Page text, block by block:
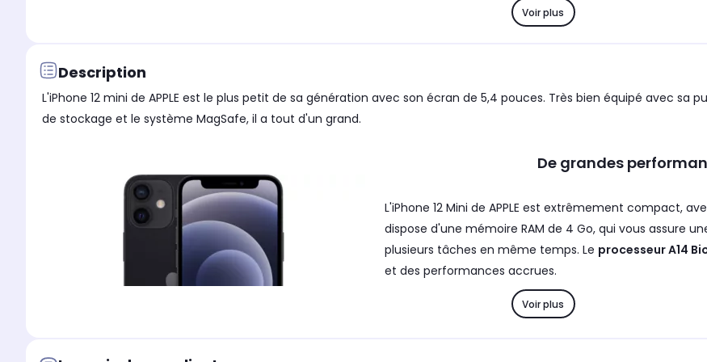
Voir plus
Description
L'iPhone 12 mini de APPLE est le plus petit de sa génération avec son écran de 5,4 pouces. Très bien équipé avec sa
de stockage et le système MagSafe, il a tout d'un grand.
De grandes
L'iPhone 12 Mini de APPLE est extrêmement compact,
dispose d'une mémoire RAM de 4 Go, qui vous assure
plusieurs tâches en même temps. Le processeur A14
et des performances accrues.
Du côté de l'appareil photo, l'iPhone 12 Mini de APPLE
Voir plus